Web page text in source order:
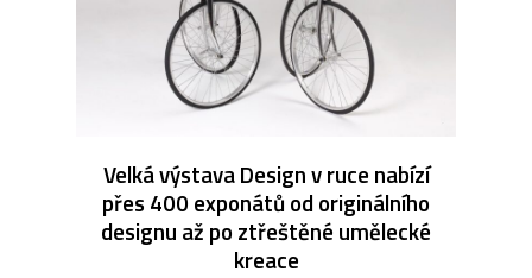
Velká výstava Design v ruce nabízí
přes 400 exponátů od originálního
designu až po ztřeštěné umělecké
kreace